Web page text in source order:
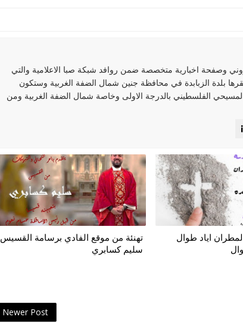
وصفحة اخبارية متخصصة ضمن روافد شبكة صبا الاعلامية والتي
بلدة الزبابدة في محافظة جنين شمال الضفة الغربية وستكون
الفلسطيني بالدرجة الاولى وخاصة شمال الضفة الغربية ومن
تهنئة من موقع الفادي برسامة القسيس
سليم كسابري
اياد طوال
Newer Post